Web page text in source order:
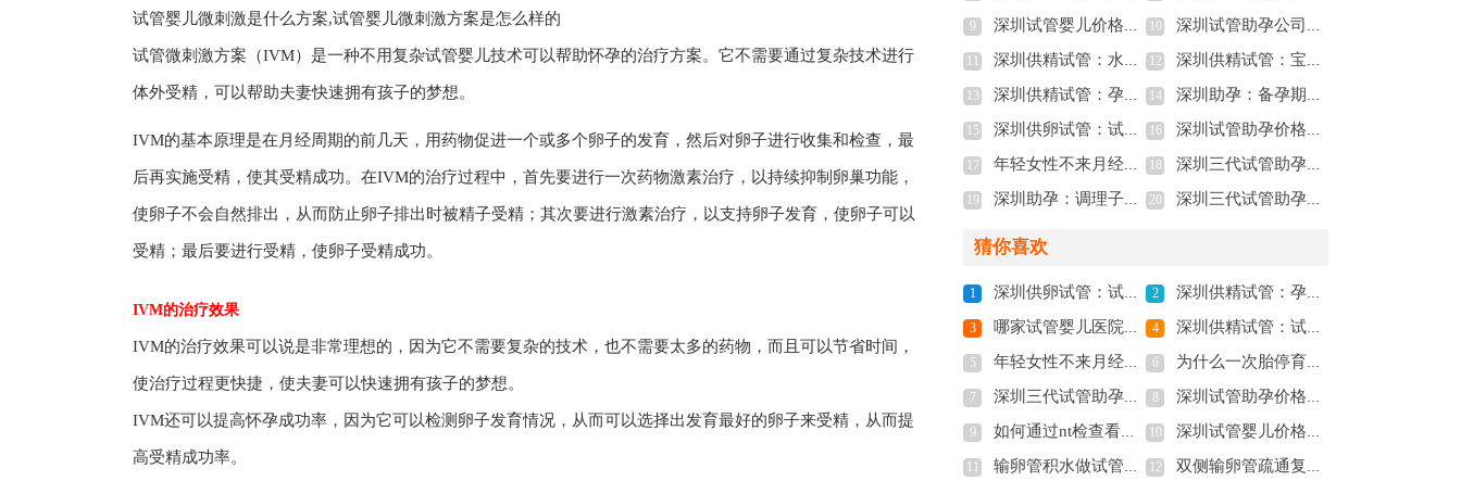
试管婴儿微刺激是什么方案,试管婴儿微刺激方案是怎么样的
试管微刺激方案（IVM）是一种不用复杂试管婴儿技术可以帮助怀孕的治疗方案。它不需要通过复杂技术进行
体外受精，可以帮助夫妻快速拥有孩子的梦想。
IVM的基本原理是在月经周期的前几天，用药物促进一个或多个卵子的发育，然后对卵子进行收集和检查，最
后再实施受精，使其受精成功。在IVM的治疗过程中，首先要进行一次药物激素治疗，以持续抑制卵巢功能，
使卵子不会自然排出，从而防止卵子排出时被精子受精；其次要进行激素治疗，以支持卵子发育，使卵子可以
受精；最后要进行受精，使卵子受精成功。
IVM的治疗效果
IVM的治疗效果可以说是非常理想的，因为它不需要复杂的技术，也不需要太多的药物，而且可以节省时间，
使治疗过程更快捷，使夫妻可以快速拥有孩子的梦想。
IVM还可以提高怀孕成功率，因为它可以检测卵子发育情况，从而可以选择出发育最好的卵子来受精，从而提
高受精成功率。
9 深圳试管婴儿价格：孕期自测胎儿性别的方法一览，一分钟便能知晓胎儿是男是女 10 深圳试管助孕公司：疤痕子宫还可以顺产吗，孕妈妈需要注意的事项！
深圳供精试管：水解奶粉和氨基酸奶粉有区别！根据宝宝的情况选择奶粉很重要 12 深圳供精试管：宝宝大便有奶瓣怎么回事？别慌，这是正常现象
13 深圳供精试管：孕34周白带像浆糊一定要警惕，很可能是胎停的前兆！ 14 深圳助孕：备孕期间的黑豆也不是你想吃就能吃
15 深圳供卵试管：试管取卵全为空卵的概率没想象中高，做好预防工作很关键 16 深圳试管助孕价格：输卵管堵塞有4大表现症状，建议疏通后再开始备孕
17 年轻女性不来月经怎么办,女人长期不来月经什么原因 18 深圳三代试管助孕中心：新生儿的食欲下降明显怎么办-偷偷教会你三招!
19 深圳助孕：调理子宫内膜薄的中药方子，轻松帮你调理身体 20 深圳三代试管助孕中心：宫外孕怎么做手术？宫外孕的主要症状有这些
猜你喜欢
1 深圳供卵试管：试管取卵全为空卵的概率没想象中高，做好预防工作很关键 2 深圳供精试管：孕34周白带像浆糊一定要警惕，很可能是胎停的前兆！
3 哪家试管婴儿医院可以包生男孩，附医院推荐 4 深圳供精试管：试管移植前热敷肚子的好处多多，不过移植后可别继续热敷
5 年轻女性不来月经怎么办,女人长期不来月经什么原因 6 为什么一次胎停育后一直不孕？胎停育再孕须要知道的事情
7 深圳三代试管助孕中心：宫外孕怎么做手术？宫外孕的主要症状有这些 8 深圳试管助孕价格：输卵管堵塞有4大表现症状，建议疏通后再开始备孕
9 如何通过nt检查看孩子性别，Nt检查小于1.5不一定是女孩 10 深圳试管婴儿价格：孕期自测胎儿性别的方法一览，一分钟便能知晓胎儿是男是女
输卵管积水做试管应需要切除吗，医生：因人而异 12 双侧输卵管疏通复发率高吗？能够治愈吗